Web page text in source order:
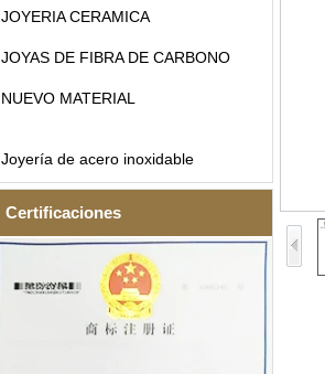
JOYERIA CERAMICA
JOYAS DE FIBRA DE CARBONO
NUEVO MATERIAL
Joyería de acero inoxidable
Certificaciones